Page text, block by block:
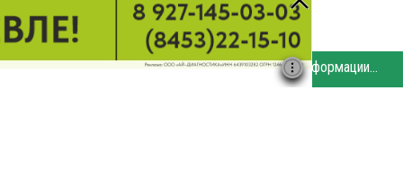
Этот сайт использует «cookies». Также сайт использует интернет-сервис для сбора технических данных касательно посетителей с целью получения маркетинговой и статистической информации. Условия обработки данных посетителей сайта см.